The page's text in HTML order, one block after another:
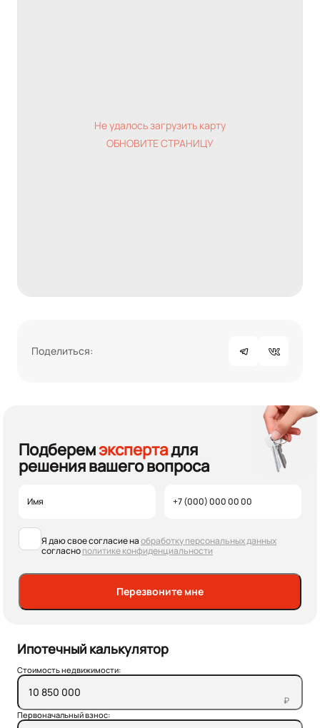
Не удалось загрузить карту
ОБНОВИТЕ СТРАНИЦУ
Поделиться:
Подберемэкспертадля
решения вашего вопроса
Я даю свое согласие наобработку персональных данных
согласнополитике конфиденциальности
Перезвоните мне
Ипотечный калькулятор
Стоимость недвижимости:
₽
Первоначальный взнос: